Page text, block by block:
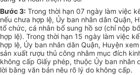
Bước 3: Trong thời hạn 07 ngày làm việc
nếu chưa hợp lệ, Ủy ban nhân dân Quận,
tổ chức, cá nhân bổ sung hồ sơ (chỉ nộp
hợp lệ). Trong thời hạn 15 ngày làm việc
hợp lệ, Ủy ban nhân dân Quận, Huyện
sản xuất rượu thủ công nhằm mục đích
không cấp Giấy phép, thuộc Ủy ban nhân
lời bằng văn bản nêu rõ lý do không cấp.